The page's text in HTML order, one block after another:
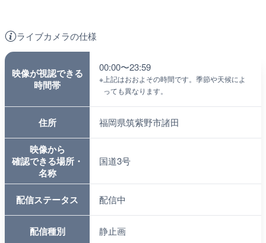
ライブカメラの仕様
映像が視認できる
時間帯
00:00〜23:59
※ 上記はおおよその時間です。季節や天候によ
っても異なります。
住所 福岡県筑紫野市諸田
映像から
確認できる場所・
名称
国道3号
配信ステータス 配信中
配信種別 静止画